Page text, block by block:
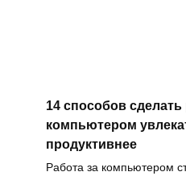
14 способов сделать
компьютером
продуктивнее
Работа за компьютером